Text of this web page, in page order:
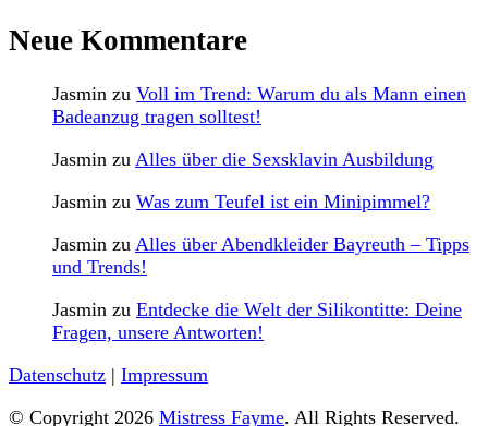
Neue Kommentare
Jasmin zu Voll im Trend: Warum du als Mann einen
Badeanzug tragen solltest!
Jasmin zu Alles über die Sexsklavin Ausbildung
Jasmin zu Was zum Teufel ist ein Minipimmel?
Jasmin zu Alles über Abendkleider Bayreuth – Tipps
und Trends!
Jasmin zu Entdecke die Welt der Silikontitte: Deine
Fragen, unsere Antworten!
Datenschutz | Impressum
© Copyright 2026 Mistress Fayme. All Rights Reserved.